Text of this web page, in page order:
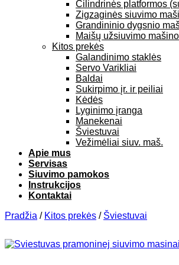
Cilindrinės platformos
Zigzaginės siuvimo
Grandininio dygsnio
Maišų užsiuvimo
Kitos prekės
Galandinimo staklės
Servo Varikliai
Baldai
Sukirpimo įr. ir peiliai
Kėdės
Lyginimo įranga
Manekenai
Šviestuvai
Vežimėliai siuv. maš.
Apie mus
Servisas
Siuvimo pamokos
Instrukcijos
Kontaktai
Pradžia / Kitos prekės / Šviestuvai